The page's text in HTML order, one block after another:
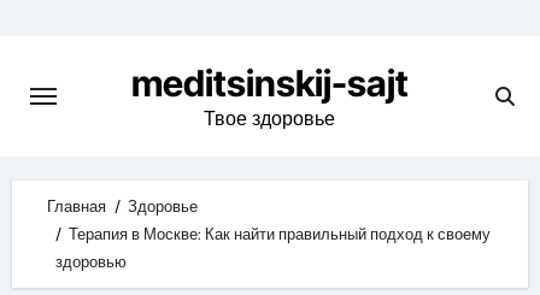
content
meditsinskij-sajt
Твое здоровье
Главная
Здоровье
Терапия в Москве: Как найти правильный подход к своему
здоровью